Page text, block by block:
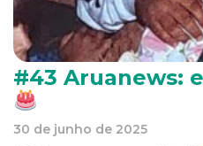
#43 Aruanews:
30 de junho de 2025